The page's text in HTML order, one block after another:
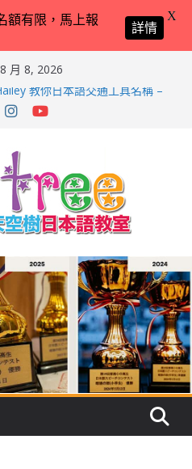
月 8, 2026
教你日本語交通工具名稱 –
適合完全未學過日語 3 － 11 歲
教你動物園／水族館常見動物
教你動物園／水族館常見動
額有限，馬上報
詳情
X